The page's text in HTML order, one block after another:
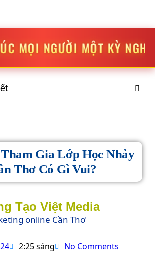
KỲ NGHỈ LỄ THẬT VUI
Gia Lớp Học Nhảy
Thơ Có Gì Vui?
Tạo Việt Media
online Cần Thơ
2:25 sáng No Comments